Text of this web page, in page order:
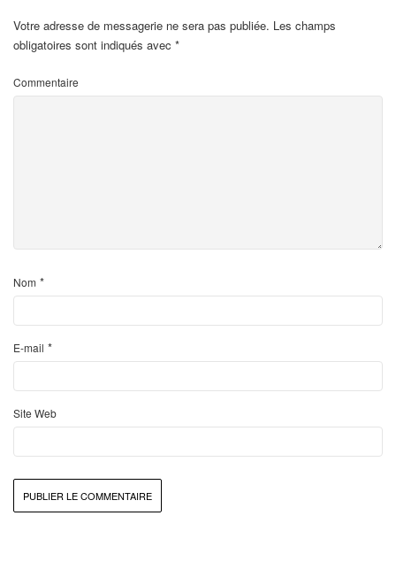
Votre adresse de messagerie ne sera pas publiée. Les champs
obligatoires sont indiqués avec *
Commentaire
Nom *
E-mail *
Site Web